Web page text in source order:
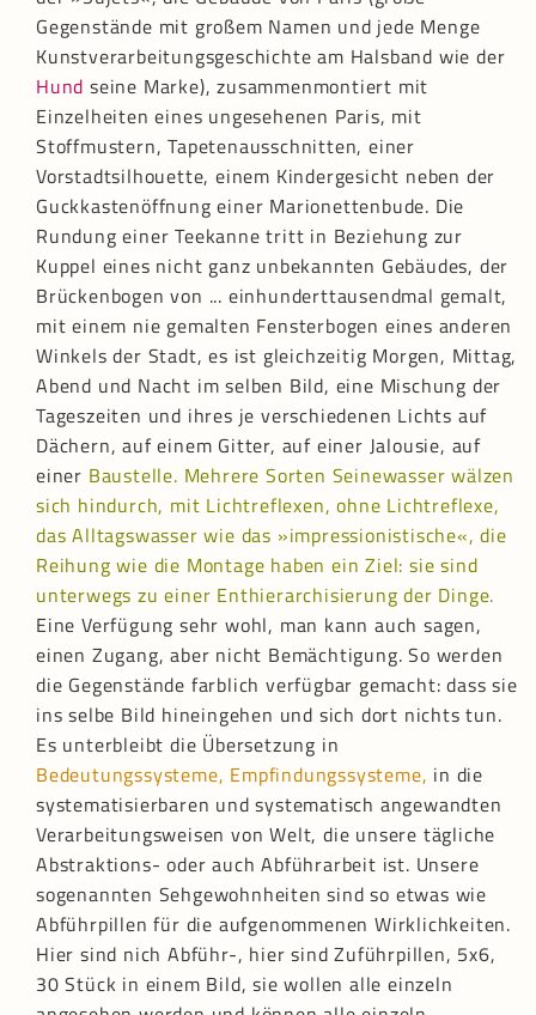
Gegenstände mit großem Namen und jede Menge
Kunstverarbeitungsgeschichte am Halsband wie der
Hund seine Marke), zusammenmontiert mit
Einzelheiten eines ungesehenen Paris, mit
Stoffmustern, Tapetenausschnitten, einer
Vorstadtsilhouette, einem Kindergesicht neben der
Guckkastenöffnung einer Marionettenbude. Die
Rundung einer Teekanne tritt in Beziehung zur
Kuppel eines nicht ganz unbekannten Gebäudes, der
Brückenbogen von ... einhunderttausendmal gemalt,
mit einem nie gemalten Fensterbogen eines anderen
Winkels der Stadt, es ist gleichzeitig Morgen, Mittag,
Abend und Nacht im selben Bild, eine Mischung der
Tageszeiten und ihres je verschiedenen Lichts auf
Dächern, auf einem Gitter, auf einer Jalousie, auf
einer Baustelle. Mehrere Sorten Seinewasser wälzen
sich hindurch, mit Lichtreflexen, ohne Lichtreflexe,
das Alltagswasser wie das »impressionistische«, die
Reihung wie die Montage haben ein Ziel: sie sind
unterwegs zu einer Enthierarchisierung der Dinge.
Eine Verfügung sehr wohl, man kann auch sagen,
einen Zugang, aber nicht Bemächtigung. So werden
die Gegenstände farblich verfügbar gemacht: dass sie
ins selbe Bild hineingehen und sich dort nichts tun.
Es unterbleibt die Übersetzung in
Bedeutungssysteme, Empfindungssysteme, in die
systematisierbaren und systematisch angewandten
Verarbeitungsweisen von Welt, die unsere tägliche
Abstraktions- oder auch Abführarbeit ist. Unsere
sogenannten Sehgewohnheiten sind so etwas wie
Abführpillen für die aufgenommenen Wirklichkeiten.
Hier sind nich Abführ-, hier sind Zuführpillen, 5x6,
30 Stück in einem Bild, sie wollen alle einzeln